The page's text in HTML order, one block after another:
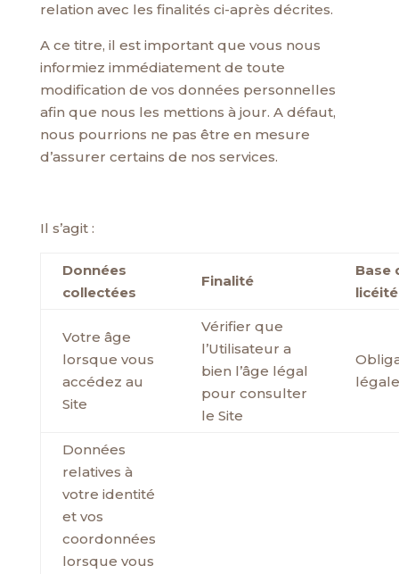
relation avec les finalités ci-après décrites.
A ce titre, il est important que vous nous
informiez immédiatement de toute
modification de vos données personnelles
afin que nous les mettions à jour. A défaut,
nous pourrions ne pas être en mesure
d’assurer certains de nos services.
Il s’agit :
Données
collectées
Finalité
Base
licéité
Votre âge
lorsque vous
accédez au
Site
Vérifier que
l’Utilisateur a
bien l’âge légal
pour consulter
le Site
légale
Données
relatives à
votre identité
et vos
coordonnées
lorsque vous